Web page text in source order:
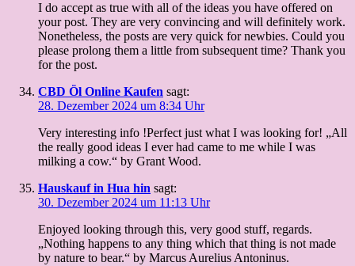
I do accept as true with all of the ideas you have offered on
your post. They are very convincing and will definitely work.
Nonetheless, the posts are very quick for newbies. Could you
please prolong them a little from subsequent time? Thank you
for the post.
CBD Öl Online Kaufen sagt:
28. Dezember 2024 um 8:34 Uhr
Very interesting info !Perfect just what I was looking for! „All
the really good ideas I ever had came to me while I was
milking a cow.“ by Grant Wood.
Hauskauf in Hua hin sagt:
30. Dezember 2024 um 11:13 Uhr
Enjoyed looking through this, very good stuff, regards.
„Nothing happens to any thing which that thing is not made
by nature to bear.“ by Marcus Aurelius Antoninus.